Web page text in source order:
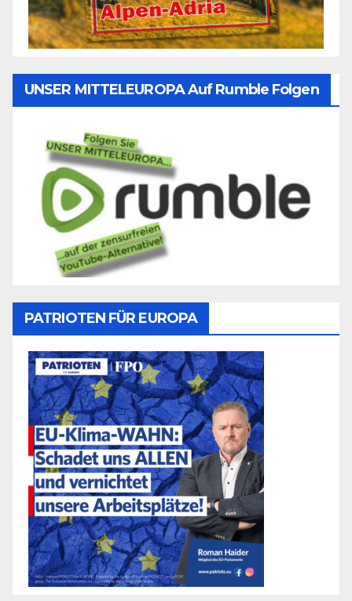
UNSER MITTELEUROPA Auf Rumble Folgen
PATRIOTEN FÜR EUROPA